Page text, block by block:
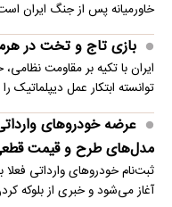
خاورمیانه پس از جنگ ایران
بازی تاج و تخت در
ایران با تکیه بر مقاومت
توانسته ابتکار عمل
مدل‌های طرح و قیمت
آغاز می‌شود و خبری از بلوکه‌